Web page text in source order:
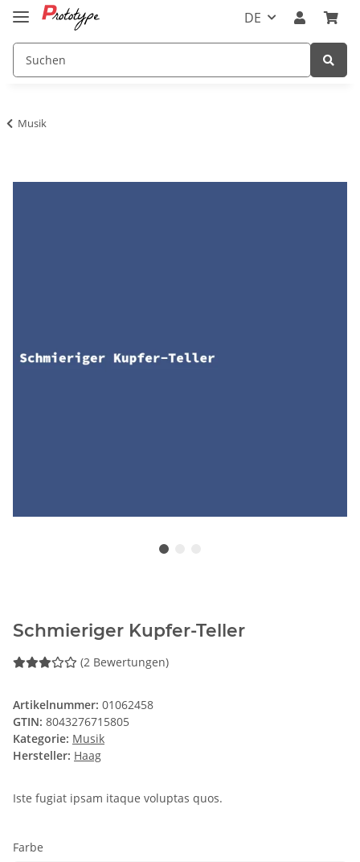
DE
Musik
Schmieriger Kupfer-Teller
(2 Bewertungen)
Artikelnummer: 01062458
GTIN: 8043276715805
Kategorie: Musik
Hersteller: Haag
Iste fugiat ipsam itaque voluptas quos.
Farbe